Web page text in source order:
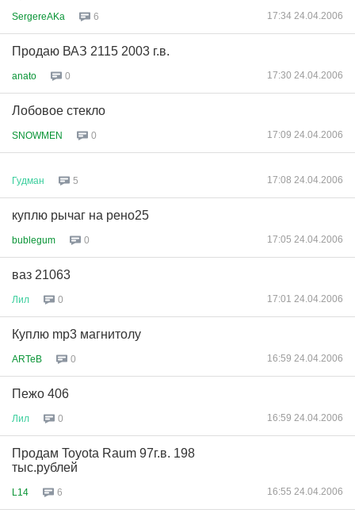
SergereAKa 6 17:34 24.04.2006
Продаю ВАЗ 2115 2003 г.в.
anato 0 17:30 24.04.2006
Лобовое стекло
SNOWMEN 0 17:09 24.04.2006
Гудман 5 17:08 24.04.2006
куплю рычаг на рено25
bublegum 0 17:05 24.04.2006
ваз 21063
Лил 0 17:01 24.04.2006
Куплю mp3 магнитолу
ARTeB 0 16:59 24.04.2006
Пежо 406
Лил 0 16:59 24.04.2006
Продам Toyota Raum 97г.в. 198
тыс.рублей
L14 6 16:55 24.04.2006